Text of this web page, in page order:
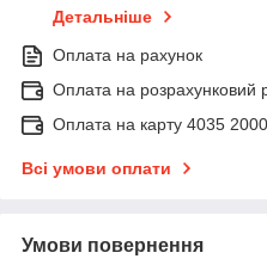
Детальніше
Оплата на рахунок
Оплата на розрахунковий
Оплата на карту 4035
Всі умови оплати
Умови повернення